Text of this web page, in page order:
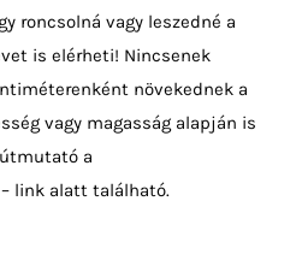
roncsolná vagy leszedné a
is elérheti! Nincsenek
növekednek a
vagy magasság alapján is
a
link alatt található.